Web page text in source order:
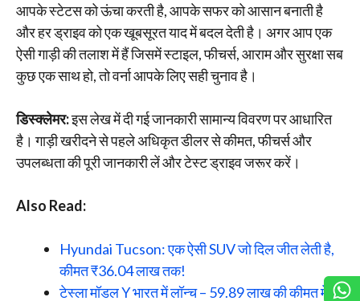
आपके स्टेटस को ऊंचा करती है, आपके सफर को आसान बनाती है
और हर ड्राइव को एक खूबसूरत याद में बदल देती है। अगर आप एक
ऐसी गाड़ी की तलाश में हैं जिसमें स्टाइल, फीचर्स, आराम और सुरक्षा सब
कुछ एक साथ हो, तो वर्ना आपके लिए सही चुनाव है।
डिस्क्लेमर:इस लेख में दी गई जानकारी सामान्य विवरण पर आधारित
है। गाड़ी खरीदने से पहले अधिकृत डीलर से कीमत, फीचर्स और
उपलब्धता की पूरी जानकारी लें और टेस्ट ड्राइव जरूर करें।
Also Read:
Hyundai Tucson: एक ऐसी SUV जो दिल जीत लेती है,
कीमत ₹36.04 लाख तक!
टेस्ला मॉडल Y भारत में लॉन्च – 59.89 लाख की कीमत में